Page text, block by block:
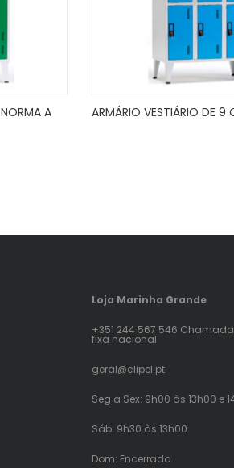
A ARMÁRIO VESTIÁRIO DE 9
Loja Marinha Grande
+351 244 567 546
fixa nacional
geral@clipel.pt
Seg a Sex: 9h00 às 13h00 e
Sáb: 9h30 às 13h00
Dom: Encerrado